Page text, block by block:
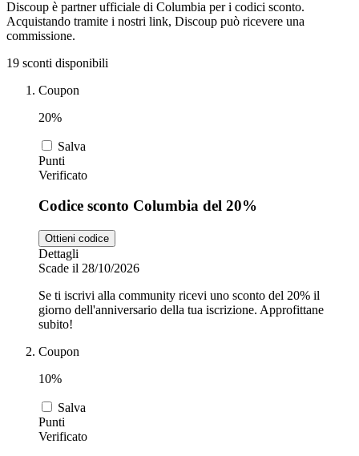
Fineco
Zooplus
Alpitour
Privé by
Zalando
Trasporti
Auto e Moto
Farmacia
Scarpe
Discoup è partner ufficiale di Columbia per i codici sconto.
Acquistando tramite i nostri link, Discoup può ricevere una
commissione.
19 sconti disponibili
Coupon
20%
Salva
Punti
Verificato
Codice sconto Columbia del 20%
Ottieni codice
Dettagli
Scade il 28/10/2026
Se ti iscrivi alla community ricevi uno sconto del 20% il
giorno dell'anniversario della tua iscrizione. Approfittane
subito!
Coupon
10%
Salva
Punti
Verificato